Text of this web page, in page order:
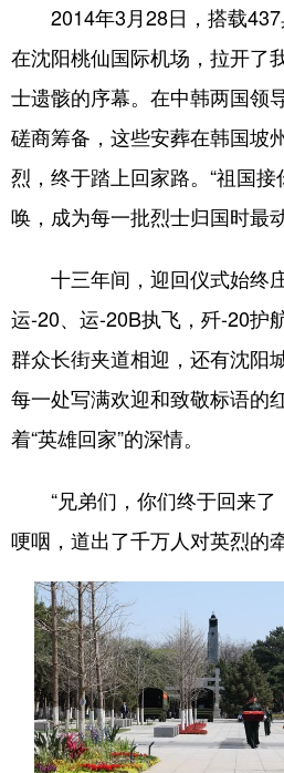
2014年3月28日，搭载437
在沈阳桃仙国际机场，拉开了
士遗骸的序幕。在中韩两国领
磋商筹备，这些安葬在韩国坡
烈，终于踏上回家路。“祖国
唤，成为每一批烈士归国时最
十三年间，迎回仪式始终庄
运-20、运-20B执飞，歼-20护
群众长街夹道相迎，还有沈阳
每一处写满欢迎和致敬标语的
着“英雄回家”的深情。
“兄弟们，你们终于回来了
哽咽，道出了千万人对英烈的牵